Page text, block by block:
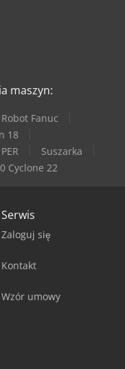
maszyn:
Robot Fanuc
18
Suszarka
Cyclone 22
Serwis
Zaloguj się
Kontakt
Wzór umowy